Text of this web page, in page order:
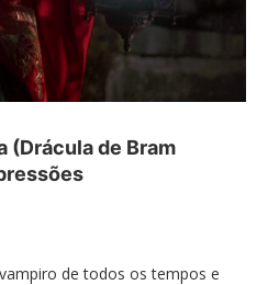
(Drácula de Bram
de todos os tempos e